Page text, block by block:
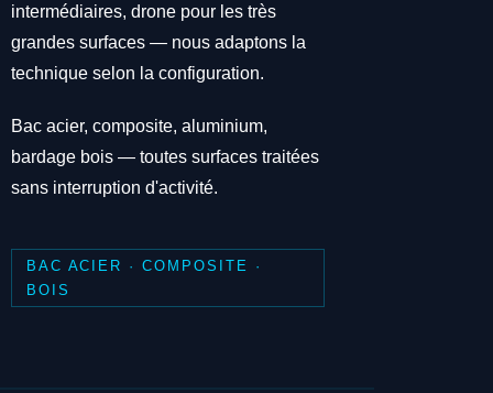
intermédiaires, drone pour les très
grandes surfaces — nous adaptons la
technique selon la configuration.
Bac acier, composite, aluminium,
bardage bois — toutes surfaces traitées
sans interruption d'activité.
BAC ACIER · COMPOSITE ·
BOIS